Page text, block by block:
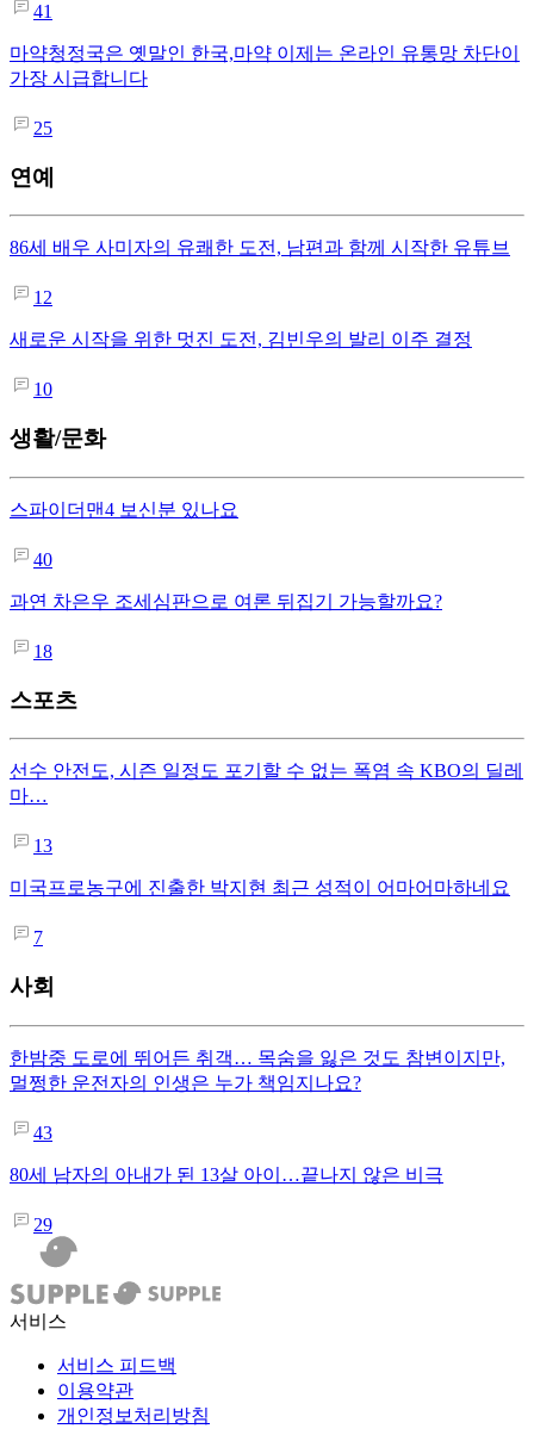
41
마약청정국은 옛말인 한국,마약 이제는 온라인 유통망 차단이
가장 시급합니다
25
연예
86세 배우 사미자의 유쾌한 도전, 남편과 함께 시작한 유튜브
12
새로운 시작을 위한 멋진 도전, 김빈우의 발리 이주 결정
10
생활/문화
스파이더맨4 보신분 있나요
40
과연 차은우 조세심판으로 여론 뒤집기 가능할까요?
18
스포츠
선수 안전도, 시즌 일정도 포기할 수 없는 폭염 속 KBO의 딜레
마…
13
미국프로농구에 진출한 박지현 최근 성적이 어마어마하네요
7
사회
한밤중 도로에 뛰어든 취객… 목숨을 잃은 것도 참변이지만,
멀쩡한 운전자의 인생은 누가 책임지나요?
43
80세 남자의 아내가 된 13살 아이…끝나지 않은 비극
29
서비스
서비스 피드백
이용약관
개인정보처리방침